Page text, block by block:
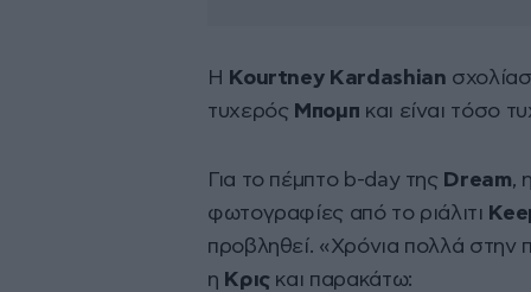
Η Kourtney Kardashian
τυχερός Μπομπ και είναι τόσο
Για το πέμπτο b-day της Dream,
φωτογραφίες από το ριάλιτι
προβληθεί. «Χρόνια πολλά
η Κριςκαι παρακάτω: